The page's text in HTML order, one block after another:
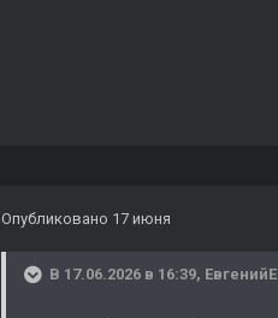
Опубликовано 17 июня
В 17.06.2026 в 16:39, ЕвгенийЕ